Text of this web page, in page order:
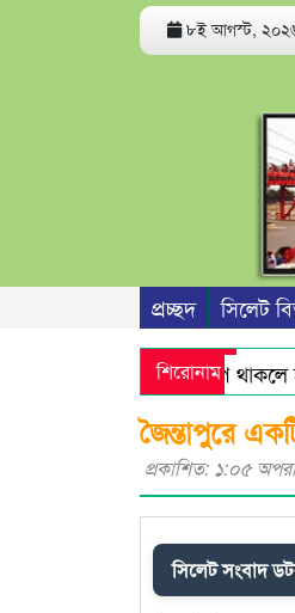
৮ই আগস্ট, ২০২৬
প্রচ্ছদ সিলেট
শিরোনাম
যেসব অ্যাপ থাকলে
হেলমেট বাহিনী ও
জৈন্তাপুরে
প্রকাশিত: ১:০৫
সিলেট সংবাদ